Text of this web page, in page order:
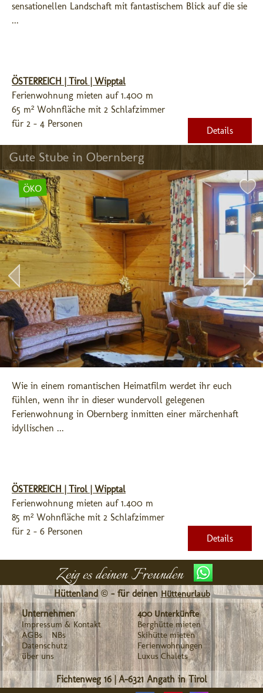
sensationellen Landschaft mit fantastischem Blick auf die sie
...
ÖSTERREICH | Tirol | Wipptal
Ferienwohnung mieten auf 1.400 m
65 m² Wohnfläche mit 2 Schlafzimmer
für 2 - 4 Personen
Details
Gute Stube in Obernberg
ÖKO
Wie in einem romantischen Heimatfilm werdet ihr euch
fühlen, wenn ihr in dieser wundervoll gelegenen
Ferienwohnung in Obernberg inmitten einer märchenhaft
idyllischen ...
ÖSTERREICH | Tirol | Wipptal
Ferienwohnung mieten auf 1.400 m
85 m² Wohnfläche mit 2 Schlafzimmer
für 2 - 6 Personen
Details
Zeig es deinen Freunden
Hüttenland © - für deinen Hüttenurlaub
Unternehmen
Impressum & Kontakt
AGBs
NBs
Datenschutz
über uns
400 Unterkünfte
Berghütte mieten
Skihütte mieten
Ferienwohnungen
Luxus Chalets
Fichtenweg 16|A-6321 Angath in Tirol